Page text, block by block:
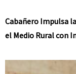
Cabañero Impulsa
el Medio Rural con